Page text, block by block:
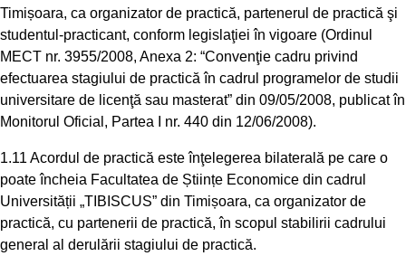
Timișoara, ca organizator de practică, partenerul de practică şi
studentul-practicant, conform legislaţiei în vigoare (Ordinul
MECT nr. 3955/2008, Anexa 2: “Convenţie cadru privind
efectuarea stagiului de practică în cadrul programelor de studii
universitare de licenţă sau masterat” din 09/05/2008, publicat în
Monitorul Oficial, Partea I nr. 440 din 12/06/2008).
1.11 Acordul de practică este înţelegerea bilaterală pe care o
poate încheia Facultatea de Științe Economice din cadrul
Universității „TIBISCUS” din Timișoara, ca organizator de
practică, cu partenerii de practică, în scopul stabilirii cadrului
general al derulării stagiului de practică.